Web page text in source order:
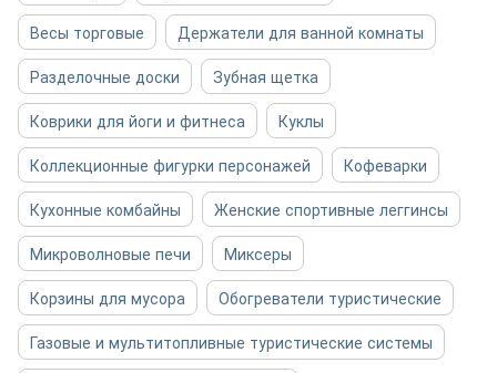
Весы торговые
Держатели для ванной комнаты
Разделочные доски
Зубная щетка
Коврики для йоги и фитнеса
Куклы
Коллекционные фигурки персонажей
Кофеварки
Кухонные комбайны
Женские спортивные леггинсы
Микроволновые печи
Миксеры
Корзины для мусора
Обогреватели туристические
Газовые и мультитопливные туристические системы